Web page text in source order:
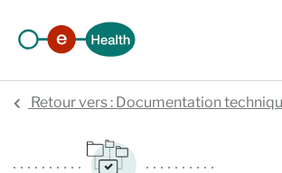
Retour vers : Documentation